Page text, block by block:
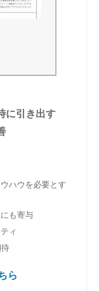
に引き出す
ハウを必要とす
も寄与
ィ
ら